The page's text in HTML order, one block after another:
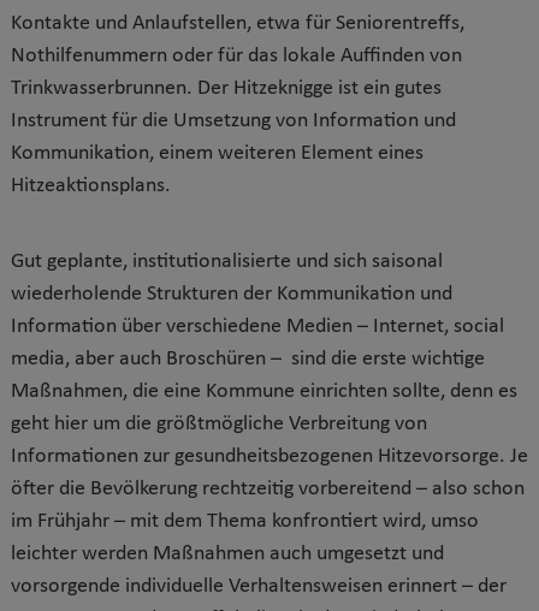
Kontakte und Anlaufstellen, etwa für Seniorentreffs,
Nothilfenummern oder für das lokale Auffinden von
Trinkwasserbrunnen. Der Hitzeknigge ist ein gutes
Instrument für die Umsetzung von Information und
Kommunikation, einem weiteren Element eines
Hitzeaktionsplans.
Gut geplante, institutionalisierte und sich saisonal
wiederholende Strukturen der Kommunikation und
Information über verschiedene Medien – Internet, social
media, aber auch Broschüren – sind die erste wichtige
Maßnahmen, die eine Kommune einrichten sollte, denn es
geht hier um die größtmögliche Verbreitung von
Informationen zur gesundheitsbezogenen Hitzevorsorge. Je
öfter die Bevölkerung rechtzeitig vorbereitend – also schon
im Frühjahr – mit dem Thema konfrontiert wird, umso
leichter werden Maßnahmen auch umgesetzt und
vorsorgende individuelle Verhaltensweisen erinnert – der